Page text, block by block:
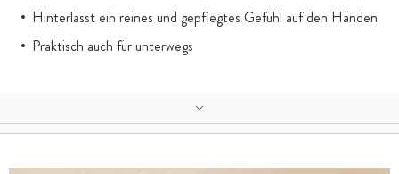
Hinterlässt ein reines und gepflegtes Gefühl auf den Händen
Praktisch auch für unterwegs